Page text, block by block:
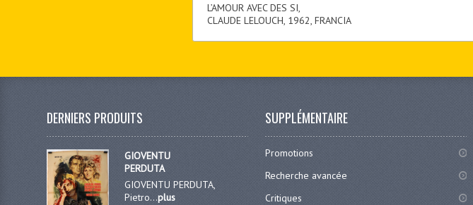
L’AMOUR AVEC DES SI,
CLAUDE LELOUCH, 1962, FRANCIA
DERNIERS PRODUITS
GIOVENTU
PERDUTA
GIOVENTU PERDUTA,
Pietro...plus
SUPPLÉMENTAIRE
Promotions
Recherche avancée
Critiques